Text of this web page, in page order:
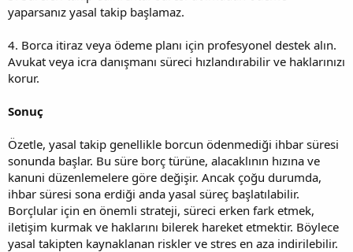
yaparsanız yasal takip başlamaz.
4. Borca itiraz veya ödeme planı için profesyonel destek alın.
Avukat veya icra danışmanı süreci hızlandırabilir ve haklarınızı
korur.
Sonuç
Özetle, yasal takip genellikle borcun ödenmediği ihbar süresi
sonunda başlar. Bu süre borç türüne, alacaklının hızına ve
kanuni düzenlemelere göre değişir. Ancak çoğu durumda,
ihbar süresi sona erdiği anda yasal süreç başlatılabilir.
Borçlular için en önemli strateji, süreci erken fark etmek,
iletişim kurmak ve haklarını bilerek hareket etmektir. Böylece
yasal takipten kaynaklanan riskler ve stres en aza indirilebilir.